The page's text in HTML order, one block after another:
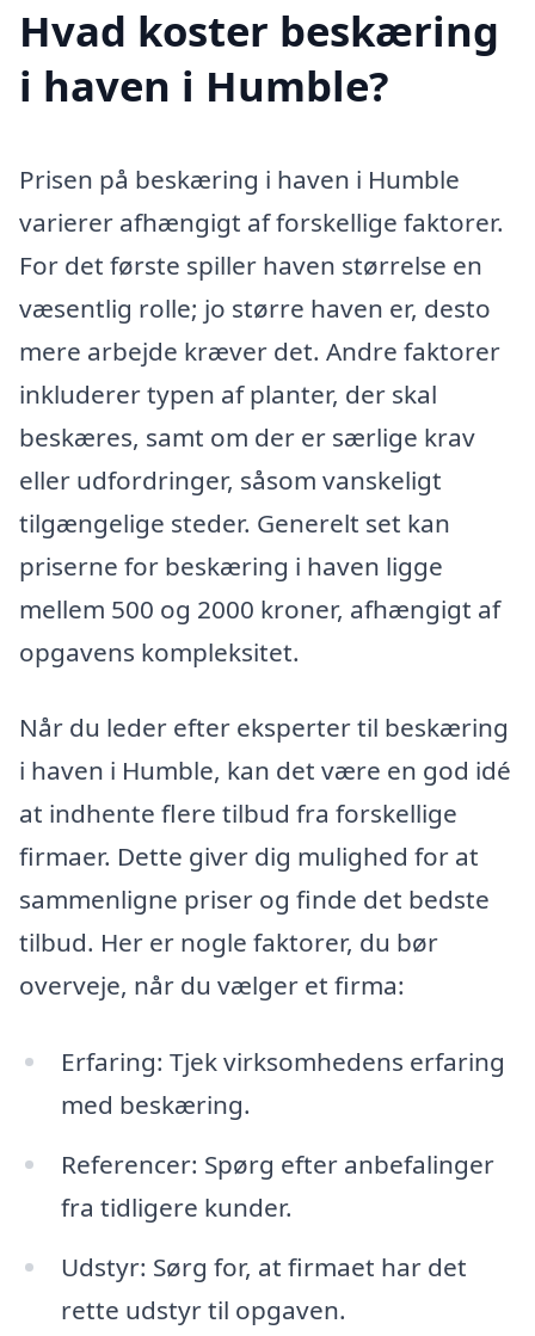
Hvad koster beskæring
i haven i Humble?
Prisen på beskæring i haven i Humble
varierer afhængigt af forskellige faktorer.
For det første spiller haven størrelse en
væsentlig rolle; jo større haven er, desto
mere arbejde kræver det. Andre faktorer
inkluderer typen af planter, der skal
beskæres, samt om der er særlige krav
eller udfordringer, såsom vanskeligt
tilgængelige steder. Generelt set kan
priserne for beskæring i haven ligge
mellem 500 og 2000 kroner, afhængigt af
opgavens kompleksitet.
Når du leder efter eksperter til beskæring
i haven i Humble, kan det være en god idé
at indhente flere tilbud fra forskellige
firmaer. Dette giver dig mulighed for at
sammenligne priser og finde det bedste
tilbud. Her er nogle faktorer, du bør
overveje, når du vælger et firma:
Erfaring: Tjek virksomhedens erfaring
med beskæring.
Referencer: Spørg efter anbefalinger
fra tidligere kunder.
Udstyr: Sørg for, at firmaet har det
rette udstyr til opgaven.